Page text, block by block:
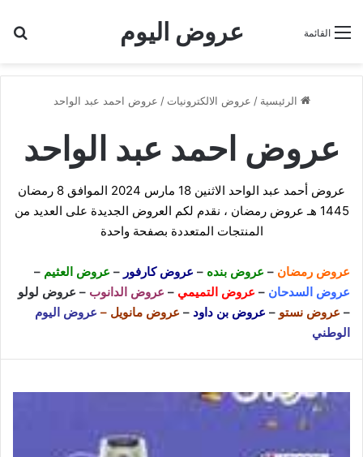
عروض اليوم القائمة
الرئيسية / عروض الالكترونيات / عروض احمد عبد الواحد
عروض احمد عبد الواحد
عروض أحمد عبد الواحد الاثنين 18 مارس 2024 الموافق 8 رمضان
1445 هـ عروض رمضان ، نقدم لكم العروض الجديدة على العديد من
المنتجات المتعددة بصفحة واحدة
عروض رمضان – عروض بنده – عروض كارفور – عروض العثيم –
عروض السدحان – عروض التميمي – عروض الدانوب – عروض لولو
– عروض نستو – عروض بن داود – عروض مانويل – عروض اليوم
الوطني